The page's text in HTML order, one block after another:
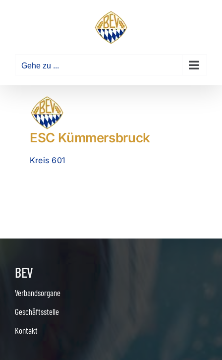
Gehe zu ...
ESC Kümmersbruck
Kreis 601
BEV
Verbandsorgane
Geschäftsstelle
Kontakt